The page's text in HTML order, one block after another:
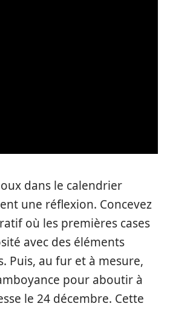
dans le calendrier
une réflexion. Concevez
où les premières cases
avec des éléments
Puis, au fur et à mesure,
pour aboutir à
le 24 décembre. Cette